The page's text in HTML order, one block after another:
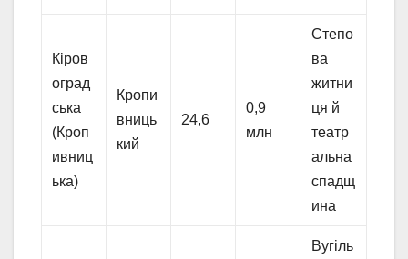
Кіров
оград
ська
(Кроп
ивниц
ька)
Кропи
вниць
кий
24,6
0,9
млн
Степо
ва
житни
ця й
театр
альна
спадщ
ина
Вугіль